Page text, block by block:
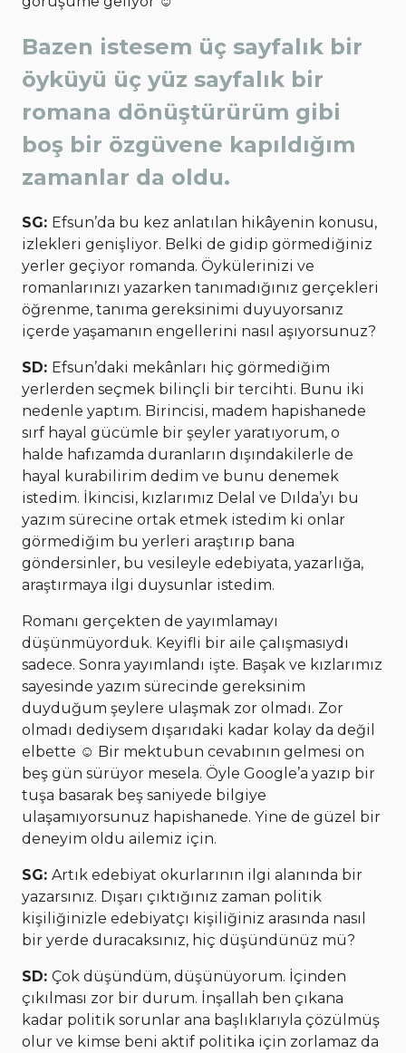
Bazen istesem üç sayfalık bir
öyküyü üç yüz sayfalık bir
romana dönüştürürüm gibi
boş bir özgüvene kapıldığım
zamanlar da oldu.
SG: Efsun’da bu kez anlatılan hikâyenin konusu,
izlekleri genişliyor. Belki de gidip görmediğiniz
yerler geçiyor romanda. Öykülerinizi ve
romanlarınızı yazarken tanımadığınız gerçekleri
öğrenme, tanıma gereksinimi duyuyorsanız
içerde yaşamanın engellerini nasıl aşıyorsunuz?
SD: Efsun’daki mekânları hiç görmediğim
yerlerden seçmek bilinçli bir tercihti. Bunu iki
nedenle yaptım. Birincisi, madem hapishanede
sırf hayal gücümle bir şeyler yaratıyorum, o
halde hafızamda duranların dışındakilerle de
hayal kurabilirim dedim ve bunu denemek
istedim. İkincisi, kızlarımız Delal ve Dılda’yı bu
yazım sürecine ortak etmek istedim ki onlar
görmediğim bu yerleri araştırıp bana
göndersinler, bu vesileyle edebiyata, yazarlığa,
araştırmaya ilgi duysunlar istedim.
Romanı gerçekten de yayımlamayı
düşünmüyorduk. Keyifli bir aile çalışmasıydı
sadece. Sonra yayımlandı işte. Başak ve kızlarımız
sayesinde yazım sürecinde gereksinim
duyduğum şeylere ulaşmak zor olmadı. Zor
olmadı dediysem dışarıdaki kadar kolay da değil
elbette ☺ Bir mektubun cevabının gelmesi on
beş gün sürüyor mesela. Öyle Google’a yazıp bir
tuşa basarak beş saniyede bilgiye
ulaşamıyorsunuz hapishanede. Yine de güzel bir
deneyim oldu ailemiz için.
SG: Artık edebiyat okurlarının ilgi alanında bir
yazarsınız. Dışarı çıktığınız zaman politik
kişiliğinizle edebiyatçı kişiliğiniz arasında nasıl
bir yerde duracaksınız, hiç düşündünüz mü?
SD: Çok düşündüm, düşünüyorum. İçinden
çıkılması zor bir durum. İnşallah ben çıkana
kadar politik sorunlar ana başlıklarıyla çözülmüş
olur ve kimse beni aktif politika için zorlamaz da